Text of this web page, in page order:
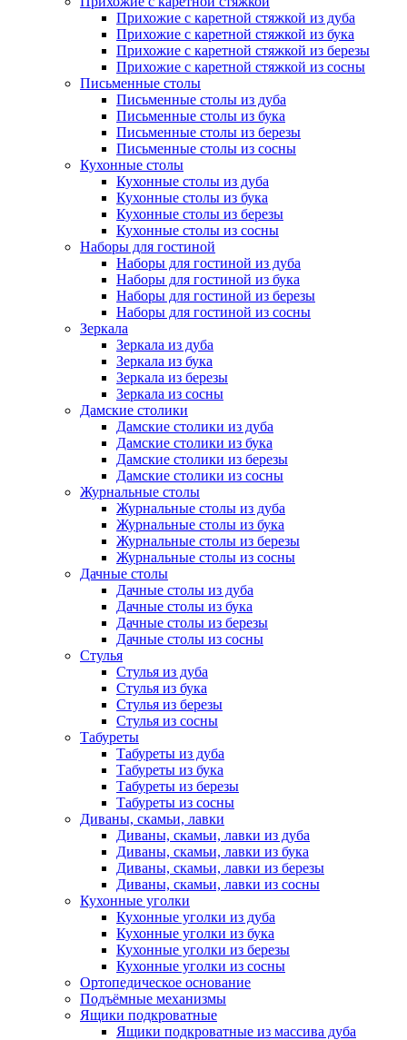
Прихожие с каретной стяжкой из дуба
Прихожие с каретной стяжкой из бука
Прихожие с каретной стяжкой из березы
Прихожие с каретной стяжкой из сосны
Письменные столы
Письменные столы из дуба
Письменные столы из бука
Письменные столы из березы
Письменные столы из сосны
Кухонные столы
Кухонные столы из дуба
Кухонные столы из бука
Кухонные столы из березы
Кухонные столы из сосны
Наборы для гостиной
Наборы для гостиной из дуба
Наборы для гостиной из бука
Наборы для гостиной из березы
Наборы для гостиной из сосны
Зеркала
Зеркала из дуба
Зеркала из бука
Зеркала из березы
Зеркала из сосны
Дамские столики
Дамские столики из дуба
Дамские столики из бука
Дамские столики из березы
Дамские столики из сосны
Журнальные столы
Журнальные столы из дуба
Журнальные столы из бука
Журнальные столы из березы
Журнальные столы из сосны
Дачные столы
Дачные столы из дуба
Дачные столы из бука
Дачные столы из березы
Дачные столы из сосны
Стулья
Стулья из дуба
Стулья из бука
Стулья из березы
Стулья из сосны
Табуреты
Табуреты из дуба
Табуреты из бука
Табуреты из березы
Табуреты из сосны
Диваны, скамьи, лавки
Диваны, скамьи, лавки из дуба
Диваны, скамьи, лавки из бука
Диваны, скамьи, лавки из березы
Диваны, скамьи, лавки из сосны
Кухонные уголки
Кухонные уголки из дуба
Кухонные уголки из бука
Кухонные уголки из березы
Кухонные уголки из сосны
Ортопедическое основание
Подъёмные механизмы
Ящики подкроватные
Ящики подкроватные из массива дуба